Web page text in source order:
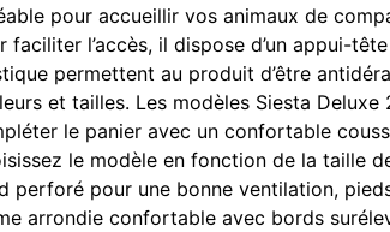
pour accueillir vos animaux de
faciliter l’accès, il dispose d’un appui-
permettent au produit d’être
et tailles. Les modèles Siesta
le panier avec un confortable
le modèle en fonction de la taille
perforé pour une bonne ventilation,
arrondie confortable avec bords